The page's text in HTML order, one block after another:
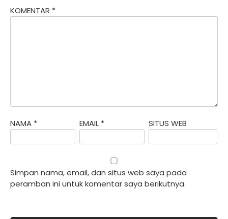
KOMENTAR *
NAMA * EMAIL * SITUS WEB
Simpan nama, email, dan situs web saya pada
peramban ini untuk komentar saya berikutnya.